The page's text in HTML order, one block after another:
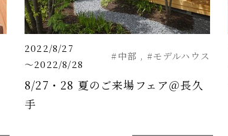
2022/8/27
～2022/8/28
#中部 #モデルハウス
8/27・28 夏のご来場フェア＠長久
手